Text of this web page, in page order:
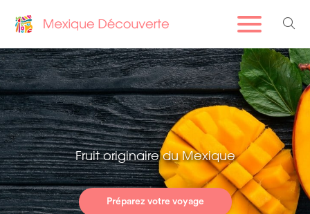
Fruit originaire du Mexique
Préparez votre voyage